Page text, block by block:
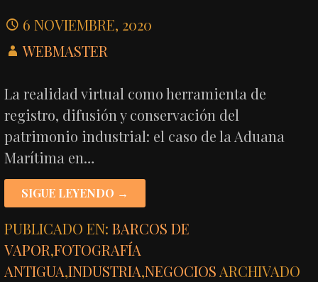
6 NOVIEMBRE, 2020
WEBMASTER
La realidad virtual como herramienta de
registro, difusión y conservación del
patrimonio industrial: el caso de la Aduana
Marítima en…
SIGUE LEYENDO →
PUBLICADO EN:BARCOS DE
VAPOR,FOTOGRAFÍA
ANTIGUA,INDUSTRIA,NEGOCIOSARCHIVADO